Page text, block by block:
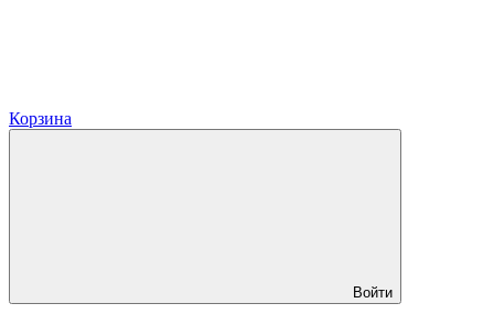
Корзина
Войти